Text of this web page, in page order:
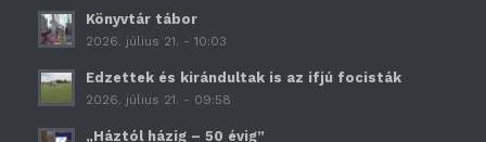
Könyvtár tábor
2026. július 21. - 10:03
Edzettek és kirándultak is az ifjú focisták
2026. július 21. - 09:58
„Háztól házig – 50 évig”